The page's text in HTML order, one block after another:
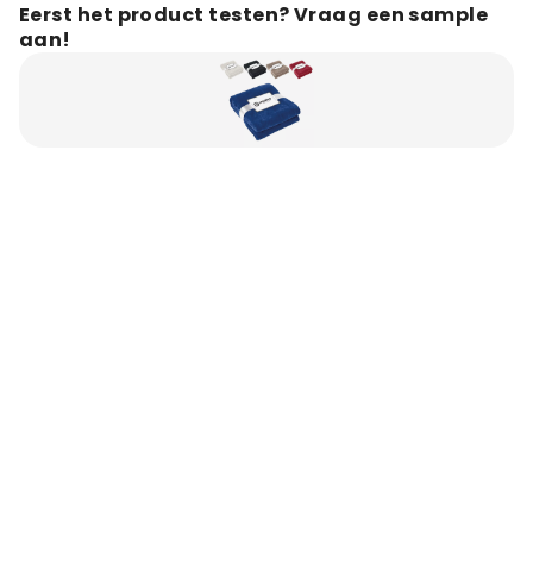
Eerst het product testen? Vraag een sample
aan!